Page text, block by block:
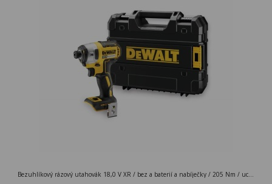
Bezuhlíkový rázový utahovák 18,0 V XR / bez a baterií a nabíječky / 205 Nm / uchycení 1/4´´ / M12 / kufr TSTAK